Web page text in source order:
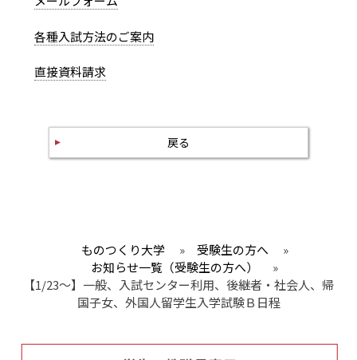
各種入試方法のご案内
直接資料請求
戻る
ものつくり大学 » 受験生の方へ
»
お知らせ一覧（受験生の方へ）
»
【1/23～】一般、入試センター利用、後継者・社会人、帰
国子女、外国人留学生入学試験Ｂ日程